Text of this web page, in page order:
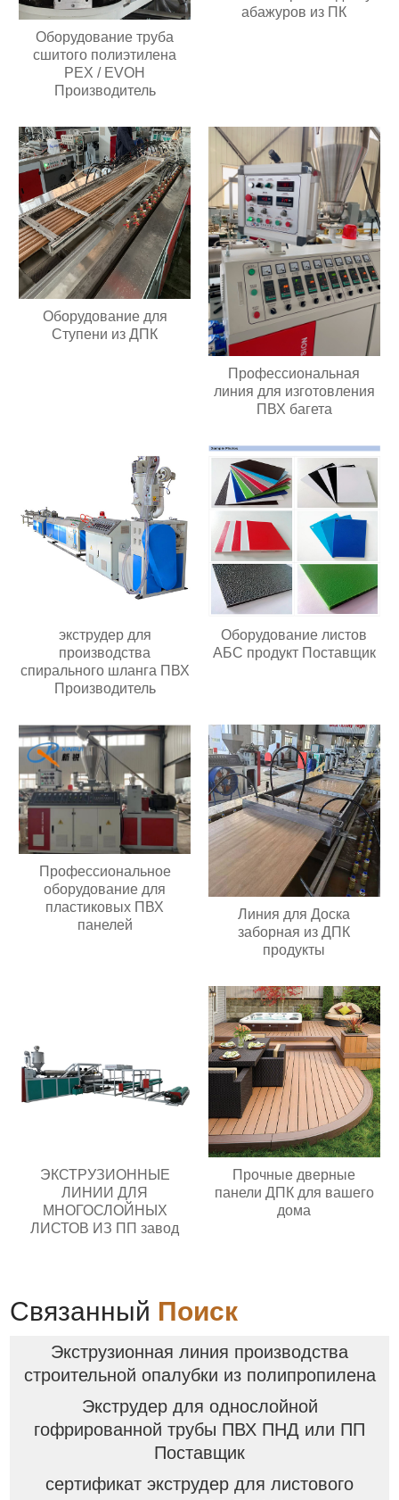
Оборудование труба
сшитого полиэтилена
PEX / EVOH
Производитель
абажуров из ПК
Оборудование для
Ступени из ДПК
Профессиональная
линия для изготовления
ПВХ багета
экструдер для
производства
спирального шланга ПВХ
Производитель
Оборудование листов
АБС продукт Поставщик
Профессиональное
оборудование для
пластиковых ПВХ
панелей
Линия для Доска
заборная из ДПК
продукты
ЭКСТРУЗИОННЫЕ
ЛИНИИ ДЛЯ
МНОГОСЛОЙНЫХ
ЛИСТОВ ИЗ ПП завод
Прочные дверные
панели ДПК для вашего
дома
Связанный Поиск
Экструзионная линия производства
строительной опалубки из полипропилена
Экструдер для однослойной
гофрированной трубы ПВХ ПНД или ПП
Поставщик
сертификат экструдер для листового